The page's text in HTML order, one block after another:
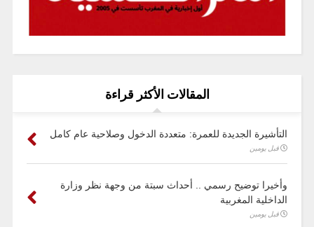
المقالات الأكثر قراءة
التأشيرة الجديدة للعمرة: متعددة الدخول وصلاحية عام كامل
قبل يومين
وأخيرا توضيح رسمي .. أحداث سبتة من وجهة نظر وزارة
الداخلية المغربية
قبل يومين